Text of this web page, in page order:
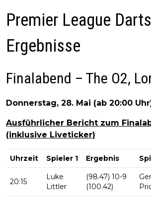
Premier League
Ergebnisse
Finalabend – The O2,
Donnerstag, 28. Mai (ab 20:00
Ausführlicher Bericht zum
(inklusive Liveticker)
Uhrzeit Spieler 1 Ergebnis
20:15
Luke
Littler
(98.47) 10-9
(100.42)